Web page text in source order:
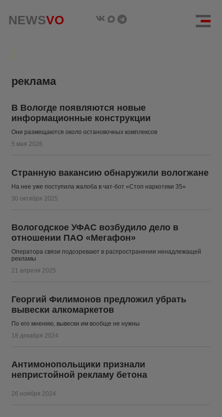
NEWSVO
NEWSVO
реклама
В Вологде появляются новые
информационные конструкции
Они размещаются около остановочных комплексов
5 мая 2026
Странную вакансию обнаружили вологжане
На нее уже поступила жалоба в чат-бот «Стоп наркотики 35»
30 октября 2025
Вологодское УФАС возбудило дело в
отношении ПАО «Мегафон»
Оператора связи подозревают в распространении ненадлежащей
рекламы
21 апреля 2025
Георгий Филимонов предложил убрать
вывески алкомаркетов
По его мнению, вывески им вообще не нужны
18 декабря 2024
Антимонопольщики признали
непристойной рекламу бетона
26 ноября 2024